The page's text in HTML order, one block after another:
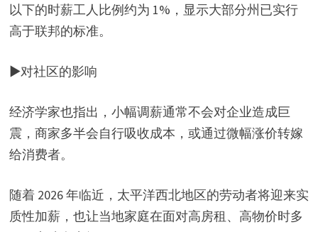
以下的时薪工人比例约为 1%，显示大部分州已实行
高于联邦的标准。
▶对社区的影响
经济学家也指出，小幅调薪通常不会对企业造成巨
震，商家多半会自行吸收成本，或通过微幅涨价转嫁
给消费者。
随着 2026 年临近，太平洋西北地区的劳动者将迎来实
质性加薪，也让当地家庭在面对高房租、高物价时多